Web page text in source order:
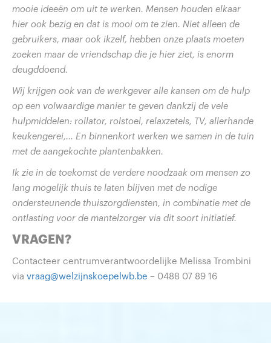
mooie ideeën om uit te werken. Mensen houden elkaar
hier ook bezig en dat is mooi om te zien. Niet alleen de
gebruikers, maar ook ikzelf, hebben onze plaats moeten
zoeken maar de vriendschap die je hier ziet, is enorm
deugddoend.
Wij krijgen ook van de werkgever alle kansen om de hulp
op een volwaardige manier te geven dankzij de vele
hulpmiddelen: rollator, rolstoel, relaxzetels, TV, allerhande
keukengerei,… En binnenkort werken we samen in de tuin
met de aangekochte plantenbakken.
Ik zie in de toekomst de verdere noodzaak om mensen zo
lang mogelijk thuis te laten blijven met de nodige
ondersteunende thuiszorgdiensten, in combinatie met de
ontlasting voor de mantelzorger via dit soort initiatief.
VRAGEN?
Contacteer centrumverantwoordelijke Melissa Trombini
via vraag@welzijnskoepelwb.be – 0488 07 89 16